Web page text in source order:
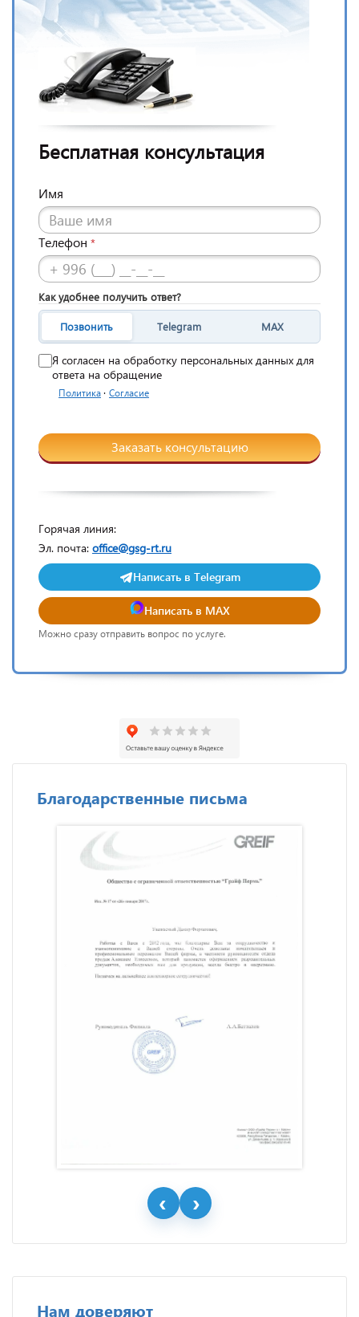
Бесплатная консультация
Имя
Телефон *
Как удобнее получить ответ?
Позвонить Telegram MAX
Я согласен на обработку персональных данных для
ответа на обращение
Политика · Согласие
Заказать консультацию
Горячая линия:
Эл. почта: office@gsg-rt.ru
Написать в Telegram
Написать в MAX
Можно сразу отправить вопрос по услуге.
Благодарственные письма
Нам доверяют